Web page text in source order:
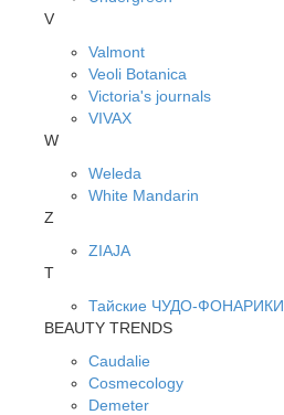
V
Valmont
Veoli Botanica
Victoria's journals
VIVAX
W
Weleda
White Mandarin
Z
ZIAJA
Т
Тайские ЧУДО-ФОНАРИКИ
BEAUTY TRENDS
Caudalie
Cosmecology
Demeter